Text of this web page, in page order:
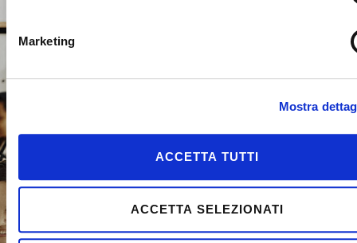
Marketing
Mostra
ACCETTA TUTTI
ACCETTA SELEZIONATI